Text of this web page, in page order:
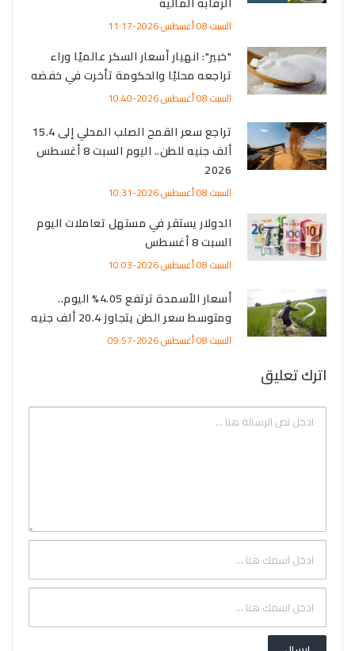
السبت 08 أغسطس 2026-11:17
"خبير": انهيار أسعار السكر عالميًا وراء
تراجعه محليًا والحكومة تأخرت في خفضه
السبت 08 أغسطس 2026-10:40
تراجع سعر القمح الصلب المحلي إلى 15.4
ألف جنيه للطن.. اليوم السبت 8 أغسطس
2026
السبت 08 أغسطس 2026-10:31
الدولار يستقر في مستهل تعاملات اليوم
السبت 8 أغسطس
السبت 08 أغسطس 2026-10:03
أسعار الأسمدة ترتفع 4.05% اليوم..
ومتوسط سعر الطن يتجاوز 20.4 ألف جنيه
السبت 08 أغسطس 2026-09:57
اترك تعليق